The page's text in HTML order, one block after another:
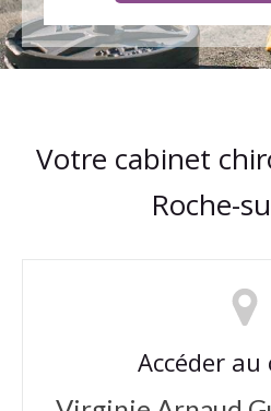
Votre cabinet
Roche-
Accéder